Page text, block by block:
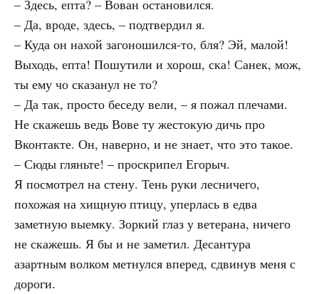
– Здесь, епта? – Вован остановился.
– Да, вроде, здесь, – подтвердил я.
– Куда он нахой загоношился-то, бля? Эй, малой!
Выходь, епта! Пошутили и хорош, ска! Санек, мож,
ты ему чо сказанул не то?
– Да так, просто беседу вели, – я пожал плечами.
Не скажешь ведь Вове ту жестокую дичь про
Вконтакте. Он, наверно, и не знает, что это такое.
– Сюды гляньте! – проскрипел Егорыч.
Я посмотрел на стену. Тень руки лесничего,
похожая на хищную птицу, уперлась в едва
заметную выемку. Зоркий глаз у ветерана, ничего
не скажешь. Я бы и не заметил. Десантура
азартным волком метнулся вперед, сдвинув меня с
дороги.